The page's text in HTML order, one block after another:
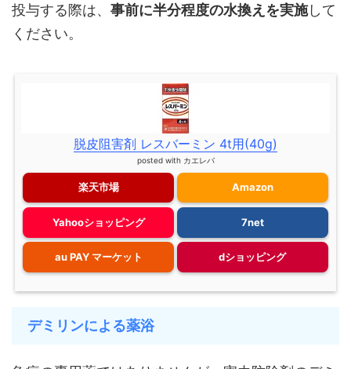
投与する際は、 事前に半分程度の水換えを実施して
ください。
脱皮阻害剤 レスバーミン 4t用(40g)
posted with カエレバ
楽天市場 Amazon
Yahooショッピング 7net
au PAY マーケット dショッピング
デミリンによる薬浴